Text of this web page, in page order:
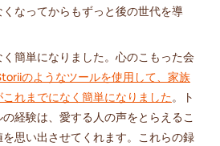
なってからもずっと後の世代を導
簡単になりました。心のこもった会
のようなツールを使用して、家族
れまでになく簡単になりました。ト
経験は、愛する人の声をとらえるこ
思い出させてくれます。これらの録